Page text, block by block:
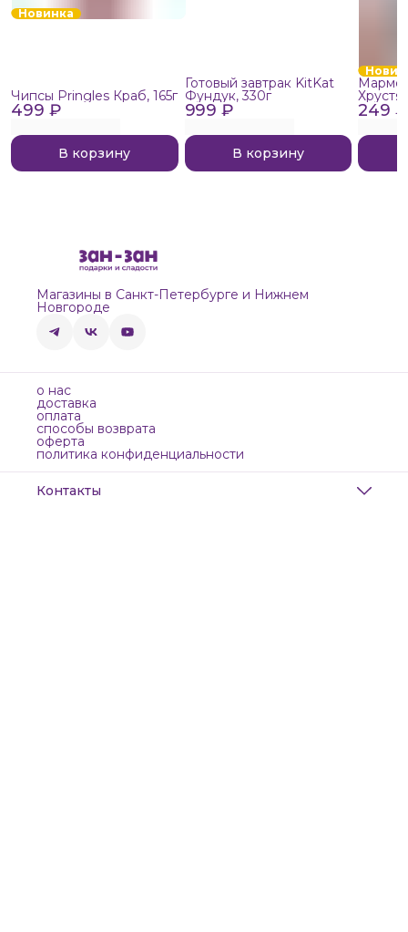
Новинка
499 ₽
Чипсы Pringles Краб, 165г
В корзину
999 ₽
Готовый завтрак KitKat
Фундук, 330г
В корзину
249 ₽
Магазины в Санкт-Петербурге и Нижнем
Новгороде
о нас
доставка
оплата
способы возврата
оферта
политика конфиденциальности
Контакты